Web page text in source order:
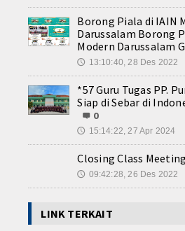
Borong Piala di IAIN
Darussalam Borong
Modern Darussalam
🕔 13:10:40, 28 Des 2022
*57 Guru Tugas PP.
Siap di Sebar di
0
🕔 15:14:22, 27 Apr 2024
Closing Class Meeting
🕔 09:42:28, 26 Des 2022
LINK TERKAIT